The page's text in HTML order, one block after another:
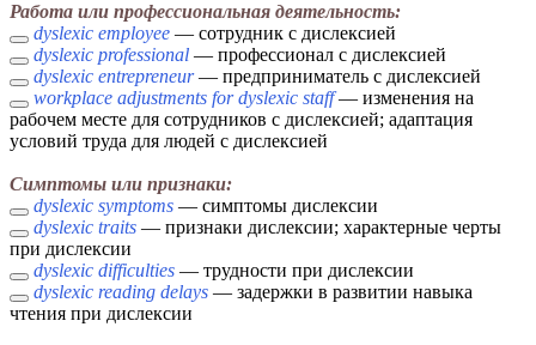
Работа или профессиональная деятельность:
dyslexic employee — сотрудник с дислексией
dyslexic professional — профессионал с дислексией
dyslexic entrepreneur— предприниматель с дислексией
workplace adjustments for dyslexic staff— изменения на
рабочем месте для сотрудников с дислексией; адаптация
условий труда для людей с дислексией
Симптомы или признаки:
dyslexic symptoms — симптомы дислексии
dyslexic traits — признаки дислексии; характерные черты
при дислексии
dyslexic difficulties — трудности при дислексии
dyslexic reading delays — задержки в развитии навыка
чтения при дислексии